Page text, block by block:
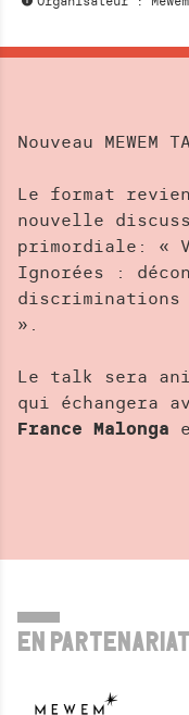
Nouveau MEWEM
Le format
nouvelle
primordiale: «
Ignorées :
discriminations
».
Le talk sera
qui échangera
France Malonga
EN